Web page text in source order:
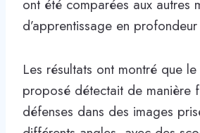
ont été comparées aux autres
d’apprentissage en
Les résultats ont montré que
proposé détectait de manière
défenses dans des images